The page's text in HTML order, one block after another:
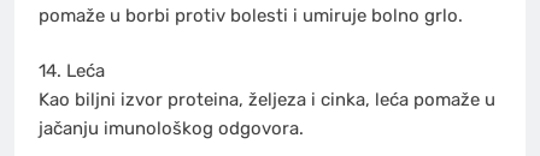
pomaže u borbi protiv bolesti i umiruje bolno grlo.
14. Leća
Kao biljni izvor proteina, željeza i cinka, leća pomaže u
jačanju imunološkog odgovora.